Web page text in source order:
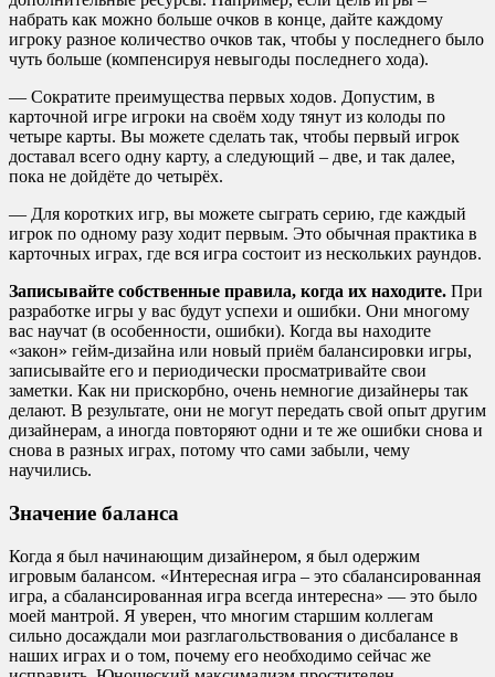
набрать как можно больше очков в конце, дайте каждому
игроку разное количество очков так, чтобы у последнего было
чуть больше (компенсируя невыгоды последнего хода).
— Сократите преимущества первых ходов. Допустим, в
карточной игре игроки на своём ходу тянут из колоды по
четыре карты. Вы можете сделать так, чтобы первый игрок
доставал всего одну карту, а следующий – две, и так далее,
пока не дойдёте до четырёх.
— Для коротких игр, вы можете сыграть серию, где каждый
игрок по одному разу ходит первым. Это обычная практика в
карточных играх, где вся игра состоит из нескольких раундов.
Записывайте собственные правила, когда их находите. При
разработке игры у вас будут успехи и ошибки. Они многому
вас научат (в особенности, ошибки). Когда вы находите
«закон» гейм-дизайна или новый приём балансировки игры,
записывайте его и периодически просматривайте свои
заметки. Как ни прискорбно, очень немногие дизайнеры так
делают. В результате, они не могут передать свой опыт другим
дизайнерам, а иногда повторяют одни и те же ошибки снова и
снова в разных играх, потому что сами забыли, чему
научились.
Значение баланса
Когда я был начинающим дизайнером, я был одержим
игровым балансом. «Интересная игра – это сбалансированная
игра, а сбалансированная игра всегда интересна» — это было
моей мантрой. Я уверен, что многим старшим коллегам
сильно досаждали мои разглагольствования о дисбалансе в
наших играх и о том, почему его необходимо сейчас же